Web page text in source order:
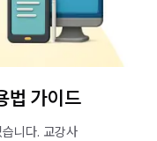
법 가이드
니다. 교강사